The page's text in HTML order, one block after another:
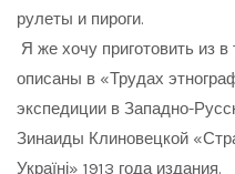
рулеты и пироги.
Я же хочу приготовить из
описаны в «Трудах
экспедиции в Западно-
Зинаиды Клиновецкой
Україні» 1913 года издания.